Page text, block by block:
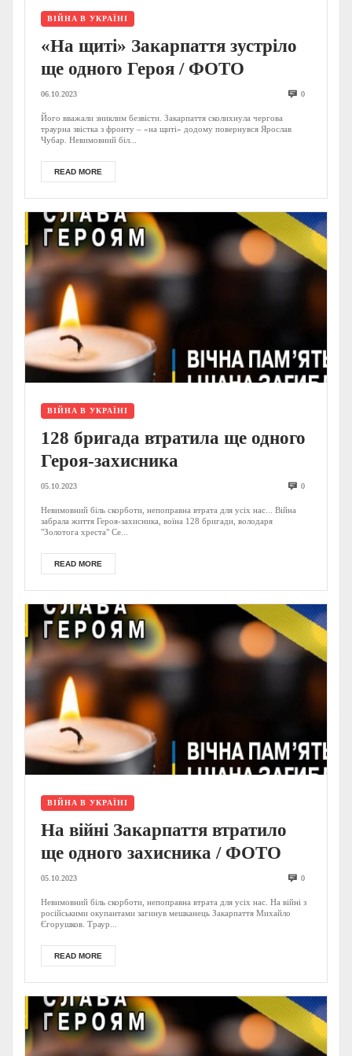
ВІЙНА В УКРАЇНІ
«На щиті» Закарпаття зустріло
ще одного Героя / ФОТО
06.10.2023 0
Його вважали зниклим безвісти. Закарпаття сколихнула чергова
траурна звістка з фронту – «на щиті» додому повернувся Ярослав
Чубар. Невимовний біл...
READ MORE
ВІЙНА В УКРАЇНІ
128 бригада втратила ще одного
Героя-захисника
05.10.2023 0
Невимовний біль скорботи, непоправна втрата для усіх нас... Війна
забрала життя Героя-захисника, воїна 128 бригади, володаря
"Золотога хреста" Се...
READ MORE
ВІЙНА В УКРАЇНІ
На війні Закарпаття втратило
ще одного захисника / ФОТО
05.10.2023 0
Невимовний біль скорботи, непоправна втрата для усіх нас. На війні з
російськими окупантами загинув мешканець Закарпаття Михайло
Єгорушков. Траур...
READ MORE